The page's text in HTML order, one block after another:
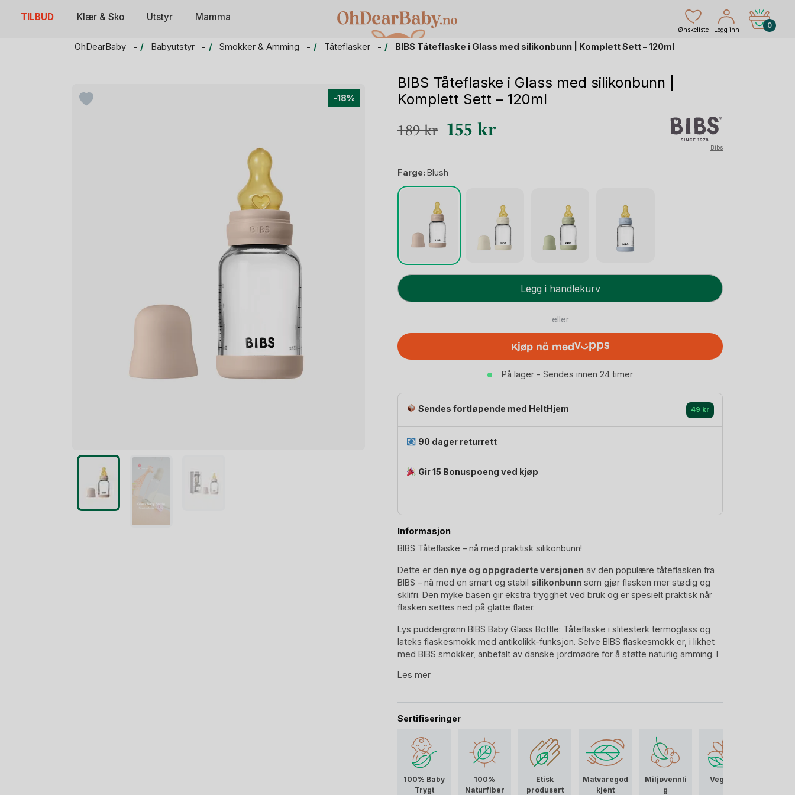
TILBUD Klær & Sko Utstyr Mamma
Ønskeliste Logg inn
0
OhDearBaby Babyutstyr Smokker & Amming Tåteflasker BIBS Tåteflaske i Glass med silikonbunn | Komplett Sett – 120ml
-18%
BIBS Tåteflaske i Glass med silikonbunn |
Komplett Sett – 120ml
189kr Opprinnelig
var:
189 kr.
155 krNåværende
Bibs
Farge: Blush
BIBS
Tåteflaske
med
silikonbunn
Sett
antall
Legg i handlekurv
eller
Kjøp nå med
På lager - Sendes innen 24 timer
Sendes fortløpende med HeltHjem 49 kr
90 dager returrett
Gir 15 Bonuspoeng ved kjøp
Informasjon
BIBS Tåteflaske – nå med praktisk silikonbunn!
Dette er den nye og oppgraderte versjonen av den populære tåteflasken fra
BIBS – nå med en smart og stabil silikonbunn som gjør flasken mer stødig og
sklifri. Den myke basen gir ekstra trygghet ved bruk og er spesielt praktisk når
flasken settes ned på glatte flater.
Lys puddergrønn BIBS Baby Glass Bottle: Tåteflaske i slitesterk termoglass og
lateks flaskesmokk med antikolikk-funksjon. Selve BIBS flaskesmokk er, i likhet
med BIBS smokker, anbefalt av danske jordmødre for å støtte naturlig amming. I
for nyfødt, samt det å understøtte amming.
BIBS har brukt sin erfaringfra utvikling av de verdekjente smokker baby
elsker, til å utvikle den perfekte flaskesmokk. Hvor form, følelse og sugeteknikk
etterligner mammas brystvorte. Med sin «Slow Flow» lateks tut, passer BIBS
flaske som tåteflaske til nyfødt. Les mer om selve flaskesmokken lenger ned.
Selve glassflaskener av borsilikatglass, samme type glass som et reagensrør
erstatning, samt som er enkelt å holde steril. Det er varme- og ildfast, tåler rask
Les mer
Sertifiseringer
100% Baby
Trygt
100%
Naturfiber
Etisk
produsert
Matvaregod
kjent
Miljøvennli
g
Vegansk